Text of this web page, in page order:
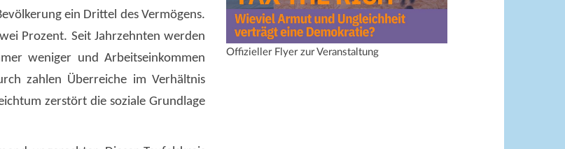
ein Drittel des Vermögens.
Prozent. Seit Jahrzehnten werden
weniger und Arbeitseinkommen
zahlen Überreiche im Verhältnis
zerstört die soziale Grundlage
Offizieller Flyer zur Veranstaltung